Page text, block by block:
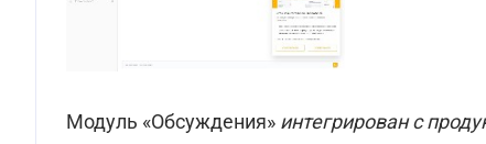
Модуль «Обсуждения» интегрирован с